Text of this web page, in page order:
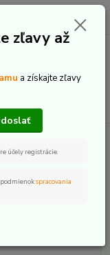
0,00 €
zľavy až
a získajte zľavy
účely registrácie.
spracovania